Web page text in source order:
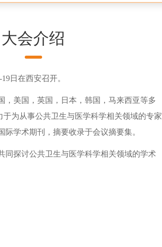
大会介绍
日在西安召开。
，美国，英国，日本，韩国，马来西亚等多
为从事公共卫生与医学科学相关领域的专家
学术期刊，摘要收录于会议摘要集。
同探讨公共卫生与医学科学相关领域的学术